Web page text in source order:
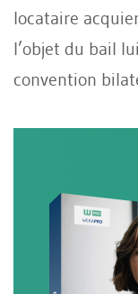
locataire
l’objet du bail
convention